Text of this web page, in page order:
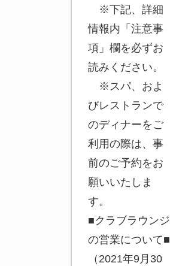
※下記、詳細
情報内「注意事
項」欄を必ずお
読みください。
※スパ、およ
びレストランで
のディナーをご
利用の際は、事
前のご予約をお
願いいたしま
す。
■クラブラウンジ
の営業について■
（2021年9月30